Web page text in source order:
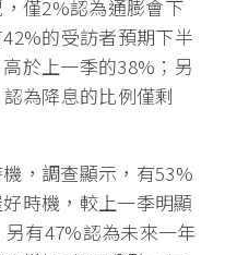
僅2%認為通膨會下
的受訪者預期下半
於上一季的38%；另
為降息的比例僅剩
，調查顯示，有53%
時機，較上一季明顯
有47%認為未來一年